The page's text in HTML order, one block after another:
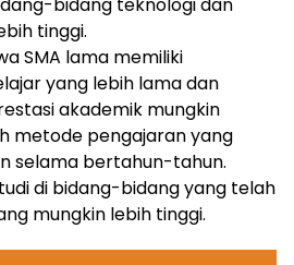
tinggi.
SMA lama memiliki
yang lebih lama dan
akademik mungkin
metode pengajaran yang
selama bertahun-tahun.
di bidang-bidang yang telah
mungkin lebih tinggi.